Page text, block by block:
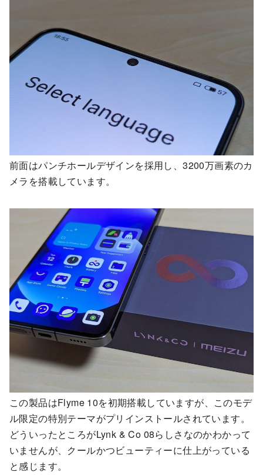
前面はパンチホールデザインを採用し、3200万画素のカ
メラを搭載しています。
この製品はFlyme 10を初期搭載していますが、このモデ
ル限定の特別テーマがプリインストールされています。
どういったところがLynk & Co 08らしさなのかわかって
いませんが、クールかつビューティーに仕上がっている
と感じます。